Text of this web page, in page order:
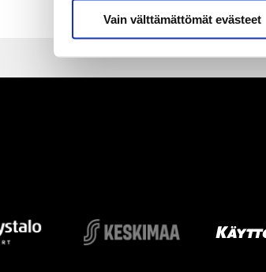
Vain välttämättömät evästeet